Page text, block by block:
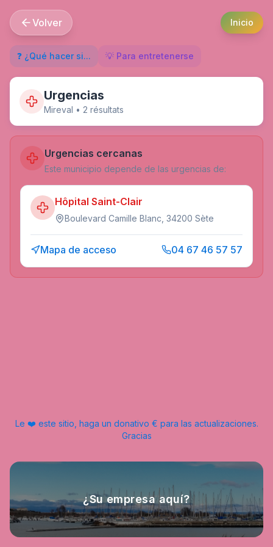
Volver Inicio
❓ ¿Qué hacer si... 💡 Para entretenerse
Urgencias
Mireval • 2 résultats
Urgencias cercanas
Este municipio depende de las urgencias de:
Hôpital Saint-Clair
Boulevard Camille Blanc, 34200 Sète
Mapa de acceso 04 67 46 57 57
Le ❤️ este sitio, haga un donativo € para las actualizaciones.
Gracias
¿Su empresa aquí?